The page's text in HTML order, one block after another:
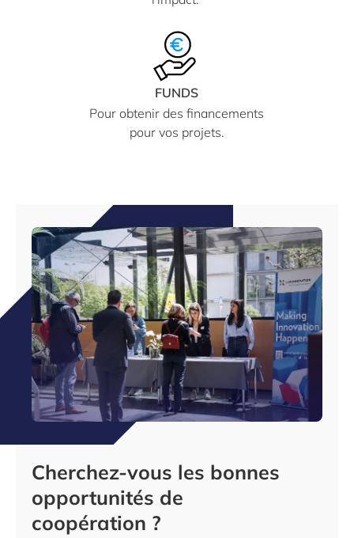
FUNDS
Pour obtenir des financements
pour vos projets.
Cherchez-vous les bonnes
opportunités de
coopération ?